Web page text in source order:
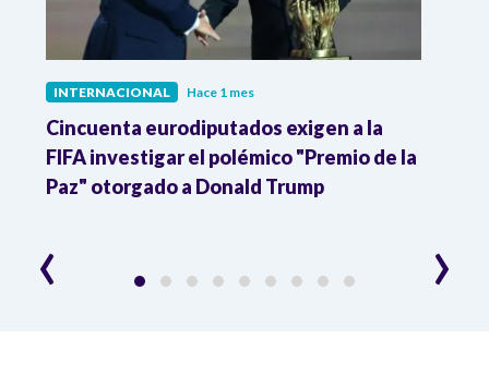
INTERNACIONAL Hace 1 mes
Cincuenta eurodiputados exigen a la
FIFA investigar el polémico "Premio de la
Paz" otorgado a Donald Trump
‹ ›